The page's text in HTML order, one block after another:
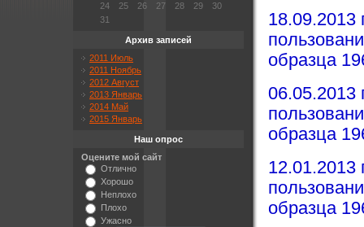
18.09.2013
образца
06.05.2013
образца
12.01.2013
образца
24
25 26 27 28 29
30
31
Архив записей
2011 Июль
2011 Ноябрь
2012 Август
2013 Январь
2014 Май
2015 Январь
Наш опрос
Оцените мой сайт
Отлично
Хорошо
Неплохо
Плохо
Ужасно